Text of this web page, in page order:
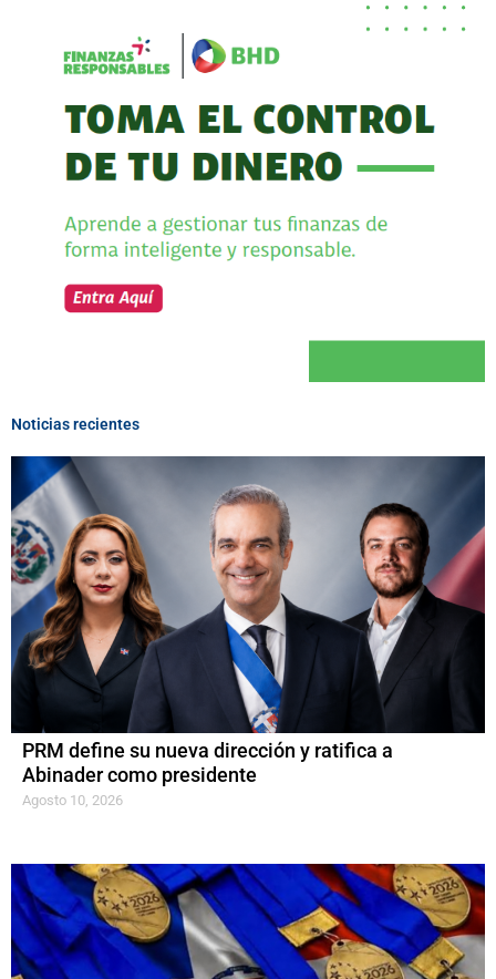
Noticias recientes
PRM define su nueva dirección y ratifica a
Abinader como presidente
Agosto 10, 2026